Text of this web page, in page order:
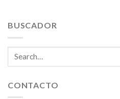
BUSCADOR
CONTACTO